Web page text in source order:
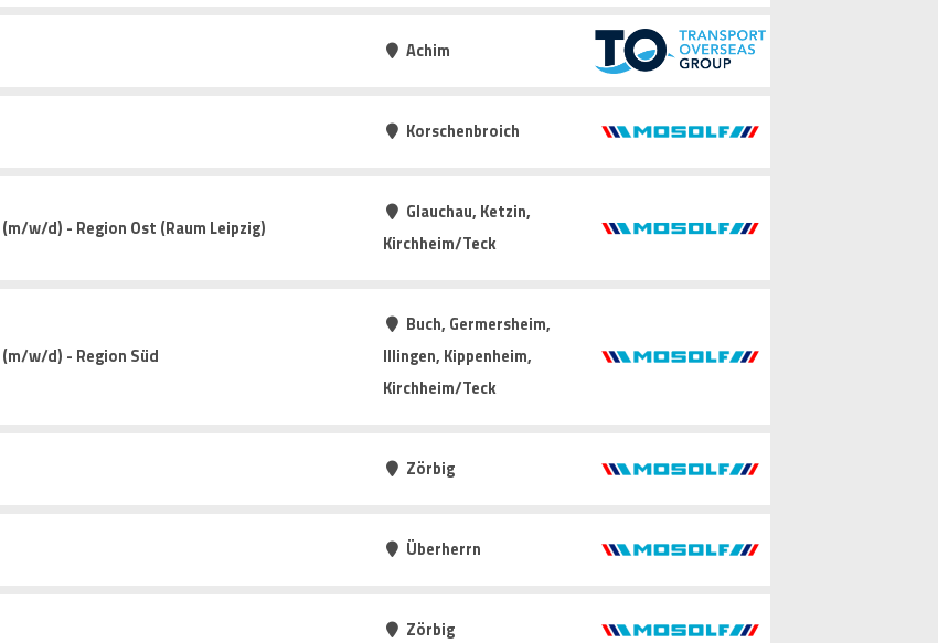
Achim
Korschenbroich
w/d) - Region Ost (Raum Leipzig)
Glauchau, Ketzin,
Kirchheim/Teck
w/d) - Region Süd
Buch, Germersheim,
Illingen, Kippenheim,
Kirchheim/Teck
Zörbig
Überherrn
Zörbig